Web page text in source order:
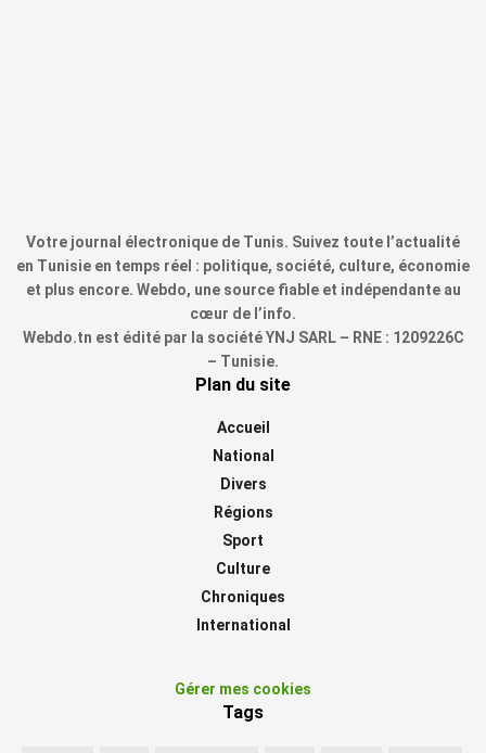
Votre journal électronique de Tunis. Suivez toute l’actualité
en Tunisie en temps réel : politique, société, culture, économie
et plus encore. Webdo, une source fiable et indépendante au
cœur de l’info.
Webdo.tn est édité par la société YNJ SARL – RNE : 1209226C
– Tunisie.
Plan du site
Accueil
National
Divers
Régions
Sport
Culture
Chroniques
International
Gérer mes cookies
Tags